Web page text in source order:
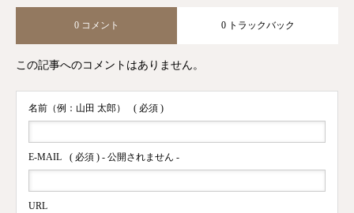
0 コメント 0 トラックバック
この記事へのコメントはありません。
名前（例：山田 太郎） ( 必須 )
E-MAIL ( 必須 ) - 公開されません -
URL